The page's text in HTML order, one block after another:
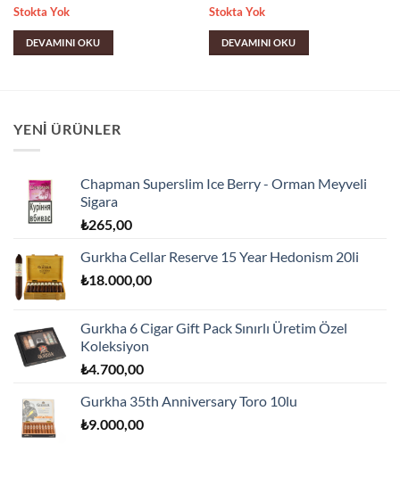
Stokta Yok
DEVAMINI OKU
Stokta Yok
DEVAMINI OKU
YENI ÜRÜNLER
Chapman Superslim Ice Berry - Orman Meyveli
Sigara
₺265,00
Gurkha Cellar Reserve 15 Year Hedonism 20li
₺18.000,00
Gurkha 6 Cigar Gift Pack Sınırlı Üretim Özel
Koleksiyon
₺4.700,00
Gurkha 35th Anniversary Toro 10lu
₺9.000,00